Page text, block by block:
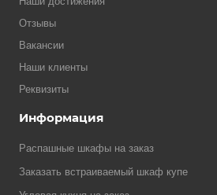
Отзывы
Вакансии
Наши клиенты
Реквизиты
Информация
Распашные шкафы на заказ
Заказать встраиваемый шкаф купе